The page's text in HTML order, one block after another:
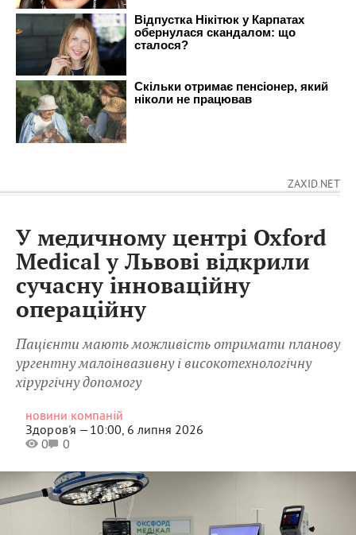
ZAXID.NET
У медичному центрі Oxford
Medical у Львові відкрили
сучасну інноваційну
операційну
Пацієнти мають можливість отримати планову
ургентну малоінвазивну і високотехнологічну
хірургічну допомогу
новини компаній
Здоров'я —10:00, 6 липня 2026
0
0